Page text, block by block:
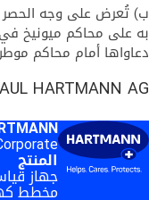
ب) تُعرض على وجه الحصر
دعاواها أمام محاكم
HARTMANN AG
المنتج
جهاز
مخطط